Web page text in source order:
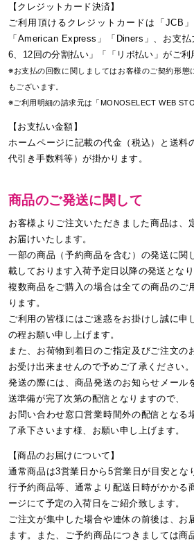
【クレジットカード決済】
ご利用頂けるクレジットカードは「JCB
「American Express」「Diners」、お支払
6、12回の分割払い」「「リボ払い」がご利
※お支払の回数に関しましてはお客様のご契約形態
もございます。
※ご利用明細の請求元は「MONOSELECT WEB
【お支払い金額】
ホームページに記載の代金（税込）と送料
代引き手数料等）が掛かります。
商品のご発送に関して
お客様よりご注文いただきました商品は、
お届けいたします。
一部の商品（予約商品を含む）の発送に関
載しております入荷予定日以降の発送となり
複数商品をご購入の場合は全ての商品のご
ります。
ご利用の皆様にはご迷惑をお掛けし誠に申
の程お願い申し上げます。
また、お荷物到着日のご指定及びご注文の
お受け出来ませんので予めご了承ください。
発送の際には、商品発送のお知らせメール
送準備が完了次第の配信となりますので、
お問い合わせ窓口営業時間外の配信となる
了承下さいます様、お願い申し上げます。
【商品のお届けについて】
通常商品は3営業日から5営業日が目安とな
行予約商品等、通常より配送日時がかかる
ージにて予定の入荷日をご紹介致します。
ご注文が集中した場合や連休の前後は、お
ます。また、ご予約商品につきましては商